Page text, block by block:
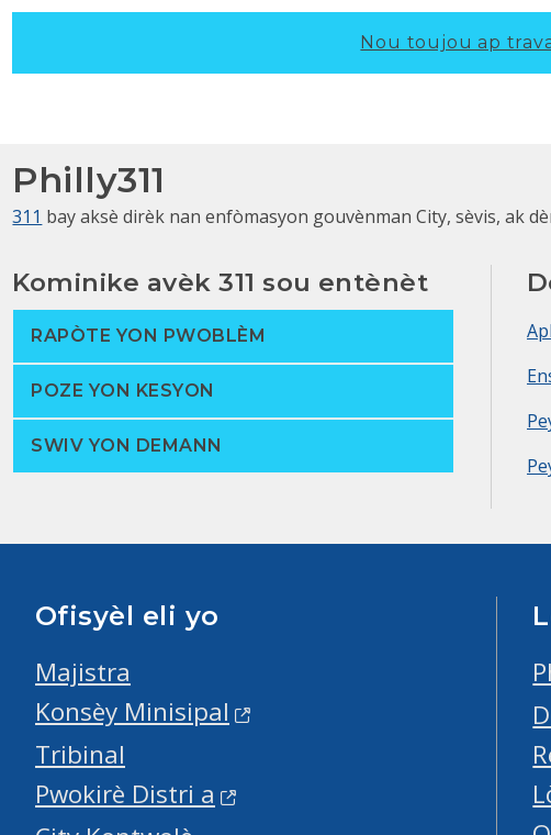
Nou toujou ap
Philly311
311 bay aksè dirèk nan enfòmasyon gouvènman City, sèvis, ak
Kominike avèk 311 sou entènèt
RAPÒTE YON PWOBLÈM
POZE YON KESYON
SWIV YON DEMANN
Ofisyèl eli yo
Majistra
Konsèy Minisipal
Tribinal
Pwokirè Distri a